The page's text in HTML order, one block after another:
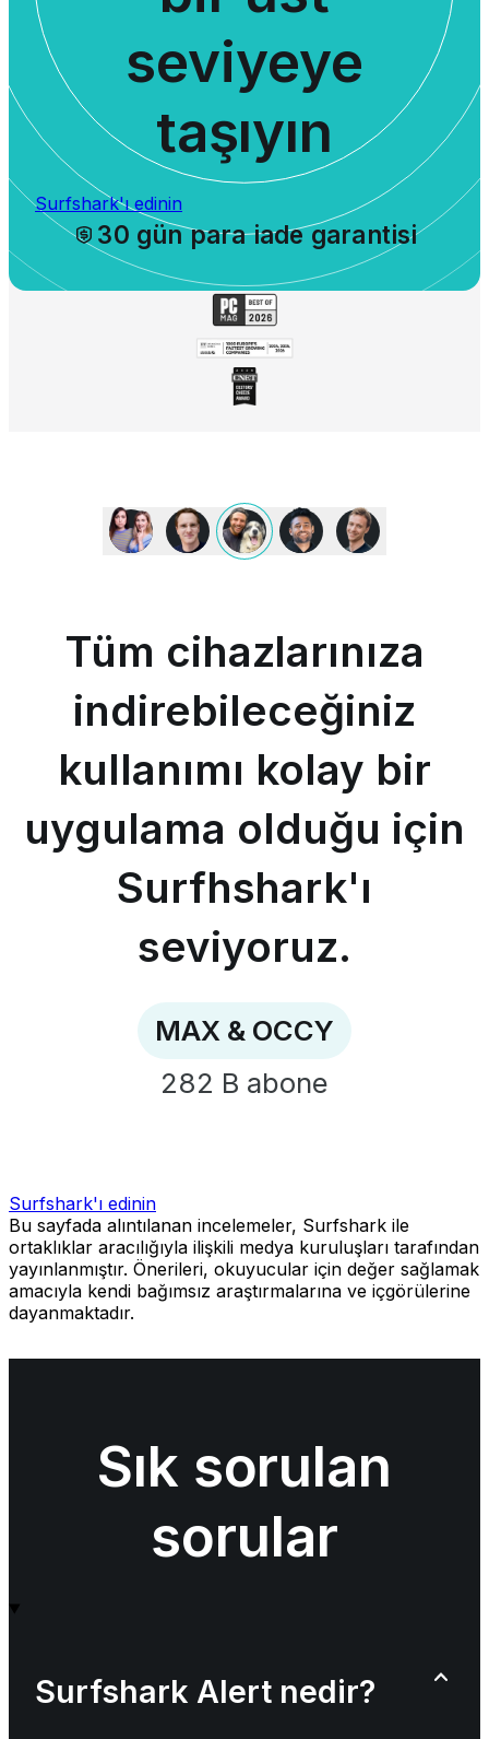
seviyeye
taşıyın
Surfshark'ı edinin
30 gün para iade garantisi
Tüm
cihazlarınıza
indirebileceğiniz
uygulama
olduğu
Surfhshark'ı
seviyoruz.
MAX
OCCY
Tüm cihazlarınıza
indirebileceğiniz
kullanımı kolay bir
uygulama olduğu için
Surfhshark'ı
seviyoruz.
MAX & OCCY
282 B abone
Surfshark'ı edinin
Bu sayfada alıntılanan incelemeler, Surfshark ile
ortaklıklar aracılığıyla ilişkili medya kuruluşları tarafından
yayınlanmıştır. Önerileri, okuyucular için değer sağlamak
amacıyla kendi bağımsız araştırmalarına ve içgörülerine
dayanmaktadır.
Sık sorulan
sorular
Surfshark Alert nedir?